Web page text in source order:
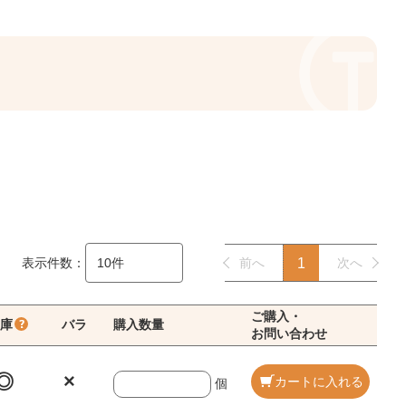
表示件数： 前へ 1 次へ
バラ 購入数量
ご購入・
お問い合わせ
× 個 カートに入れる